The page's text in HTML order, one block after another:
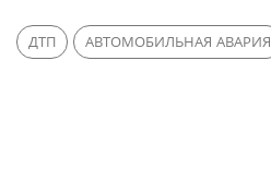
ДТП АВТОМОБИЛЬНАЯ АВАРИЯ